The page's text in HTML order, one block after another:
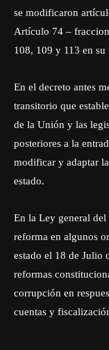
se modificaron
Artículo 74 –
108, 109 y 113 en su
En el decreto antes
transitorio que
de la Unión y las
posteriores a la
modificar y adaptar
estado.
En la Ley general
reforma en algunos
estado el 18 de Julio
reformas
corrupción en
cuentas y